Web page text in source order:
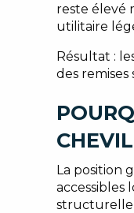
reste élevé
utilitaire
Résultat :
des
La position
accessibles